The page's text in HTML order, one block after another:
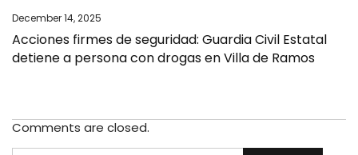
December 14, 2025
Acciones firmes de seguridad: Guardia Civil Estatal
detiene a persona con drogas en Villa de Ramos
Comments are closed.